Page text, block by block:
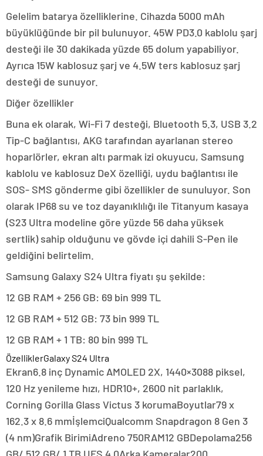
Gelelim batarya özelliklerine. Cihazda 5000 mAh
büyüklüğünde bir pil bulunuyor. 45W PD3.0 kablolu şarj
desteği ile 30 dakikada yüzde 65 dolum yapabiliyor.
Ayrıca 15W kablosuz şarj ve 4.5W ters kablosuz şarj
desteği de sunuyor.
Diğer özellikler
Buna ek olarak, Wi-Fi 7 desteği, Bluetooth 5.3, USB 3.2
Tip-C bağlantısı, AKG tarafından ayarlanan stereo
hoparlörler, ekran altı parmak izi okuyucu, Samsung
kablolu ve kablosuz DeX özelliği, uydu bağlantısı ile
SOS- SMS gönderme gibi özellikler de sunuluyor. Son
olarak IP68 su ve toz dayanıklılığı ile Titanyum kasaya
(S23 Ultra modeline göre yüzde 56 daha yüksek
sertlik) sahip olduğunu ve gövde içi dahili S-Pen ile
geldiğini belirtelim.
Samsung Galaxy S24 Ultra fiyatı şu şekilde:
12 GB RAM + 256 GB: 69 bin 999 TL
12 GB RAM + 512 GB: 73 bin 999 TL
12 GB RAM + 1 TB: 80 bin 999 TL
ÖzelliklerGalaxy S24 Ultra
Ekran6.8 inç Dynamic AMOLED 2X, 1440×3088 piksel,
120 Hz yenileme hızı, HDR10+, 2600 nit parlaklık,
Corning Gorilla Glass Victus 3 korumaBoyutlar79 x
162.3 x 8.6 mmİşlemciQualcomm Snapdragon 8 Gen 3
(4 nm)Grafik BirimiAdreno 750RAM12 GBDepolama256